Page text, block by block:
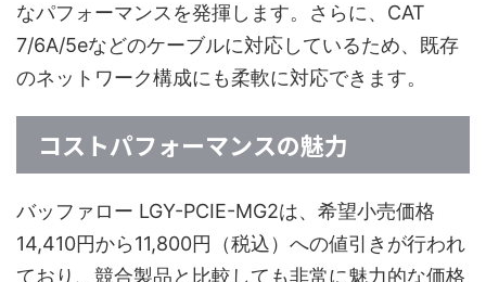
なパフォーマンスを発揮します。さらに、CAT
7/6A/5eなどのケーブルに対応しているため、既存
のネットワーク構成にも柔軟に対応できます。
コストパフォーマンスの魅力
バッファロー LGY-PCIE-MG2は、希望小売価格
14,410円から11,800円（税込）への値引きが行われ
ており、競合製品と比較しても非常に魅力的な価格